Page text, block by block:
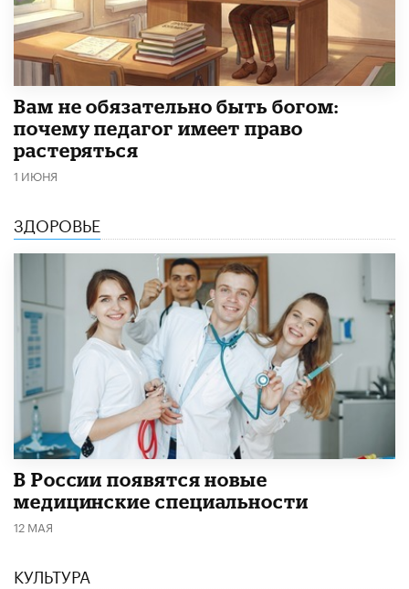
​Вам не обязательно быть богом:
почему педагог имеет право
растеряться
1 ИЮНЯ
ЗДОРОВЬЕ
В России появятся новые
медицинские специальности
12 МАЯ
КУЛЬТУРА